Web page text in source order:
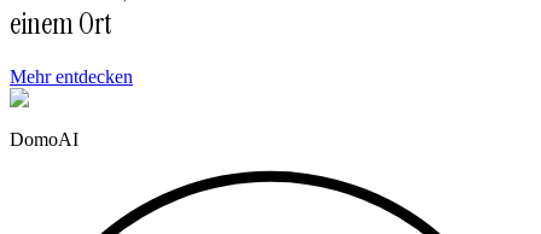
einem Ort
Mehr entdecken
DomoAI